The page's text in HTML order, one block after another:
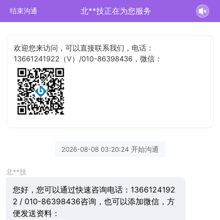
结束沟通 北**技正在为您服务
欢迎您来访问，可以直接联系我们，电话：
13661241922（V）/010-86398436，微信：
2026-08-08 03:20:24 开始沟通
北**技
您好，您可以通过快速咨询电话：1366124192
2 / 010-86398436咨询，也可以添加微信，方
便发送资料：